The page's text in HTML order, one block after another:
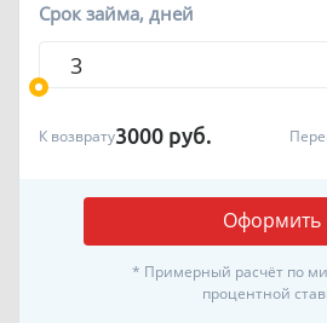
Срок займа, дней
Оформить
К возврату3000 руб.
* Примерный расчёт по
процентной